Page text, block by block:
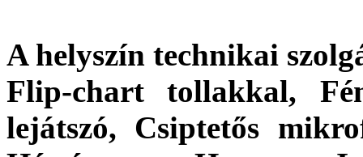
A helyszín technikai
Flip-chart tollakkal,
lejátszó, Csiptetős